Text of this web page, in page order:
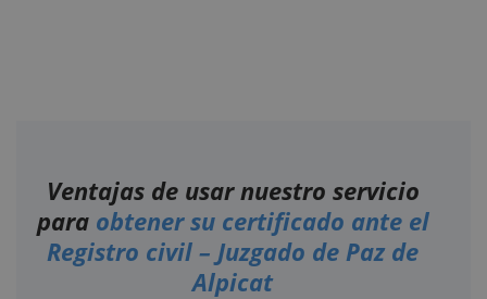
Ventajas de usar nuestro servicio
para obtener su certificado ante el
Registro civil – Juzgado de Paz de
Alpicat